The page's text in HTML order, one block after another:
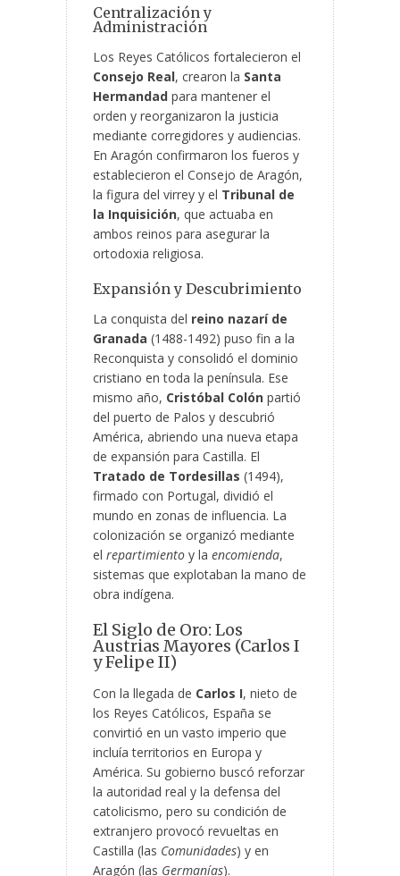
Centralización y
Administración
Los Reyes Católicos fortalecieron el
Consejo Real, crearon la Santa
Hermandad para mantener el
orden y reorganizaron la justicia
mediante corregidores y audiencias.
En Aragón confirmaron los fueros y
establecieron el Consejo de Aragón,
la figura del virrey y el Tribunal de
la Inquisición, que actuaba en
ambos reinos para asegurar la
ortodoxia religiosa.
Expansión y Descubrimiento
La conquista del reino nazarí de
Granada (1488-1492) puso fin a la
Reconquista y consolidó el dominio
cristiano en toda la península. Ese
mismo año, Cristóbal Colón partió
del puerto de Palos y descubrió
América, abriendo una nueva etapa
de expansión para Castilla. El
Tratado de Tordesillas (1494),
firmado con Portugal, dividió el
mundo en zonas de influencia. La
colonización se organizó mediante
el repartimiento y la encomienda,
sistemas que explotaban la mano de
obra indígena.
El Siglo de Oro: Los
Austrias Mayores (Carlos I
y Felipe II)
Con la llegada de Carlos I, nieto de
los Reyes Católicos, España se
convirtió en un vasto imperio que
incluía territorios en Europa y
América. Su gobierno buscó reforzar
la autoridad real y la defensa del
catolicismo, pero su condición de
extranjero provocó revueltas en
Castilla (las Comunidades) y en
Aragón (las Germanías).